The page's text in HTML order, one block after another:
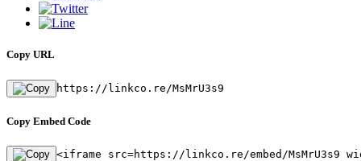
Copy URL
https://linkco.re/MsMrU3s9
Copy Embed Code
<iframe src=https://linkco.re/embed/MsMrU3s9